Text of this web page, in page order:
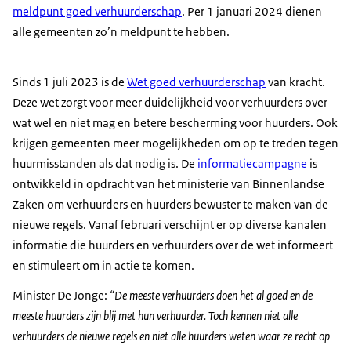
meldpunt goed verhuurderschap. Per 1 januari 2024 dienen
alle gemeenten zo’n meldpunt te hebben.
Sinds 1 juli 2023 is de Wet goed verhuurderschap van kracht.
Deze wet zorgt voor meer duidelijkheid voor verhuurders over
wat wel en niet mag en betere bescherming voor huurders. Ook
krijgen gemeenten meer mogelijkheden om op te treden tegen
huurmisstanden als dat nodig is. De informatiecampagne is
ontwikkeld in opdracht van het ministerie van Binnenlandse
Zaken om verhuurders en huurders bewuster te maken van de
nieuwe regels. Vanaf februari verschijnt er op diverse kanalen
informatie die huurders en verhuurders over de wet informeert
en stimuleert om in actie te komen.
Minister De Jonge: “De meeste verhuurders doen het al goed en de
meeste huurders zijn blij met hun verhuurder. Toch kennen niet alle
verhuurders de nieuwe regels en niet alle huurders weten waar ze recht op